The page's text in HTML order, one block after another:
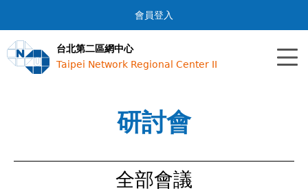
Jump to navigation
會員登入
台北第二區網中心
Taipei Network Regional Center II
研討會
全部會議